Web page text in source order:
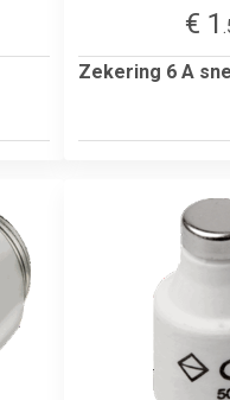
€ 1
Zekering 6 A